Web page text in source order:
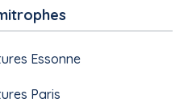
Essonne
Paris